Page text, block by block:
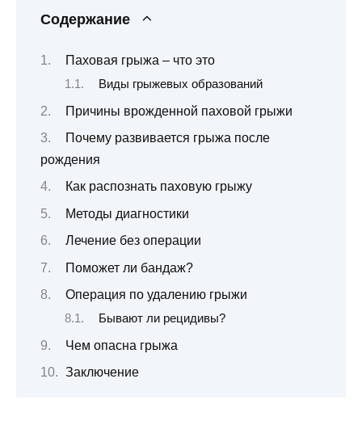
Содержание
Паховая грыжа – что это
Виды грыжевых образований
Причины врожденной паховой грыжи
Почему развивается грыжа после
рождения
Как распознать паховую грыжу
Методы диагностики
Лечение без операции
Поможет ли бандаж?
Операция по удалению грыжи
Бывают ли рецидивы?
Чем опасна грыжа
Заключение